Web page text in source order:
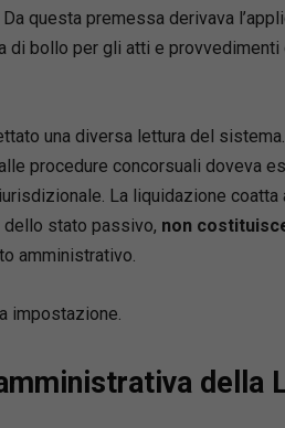
questa premessa derivava
di bollo per gli atti e
una diversa lettura del
procedure concorsuali doveva
La liquidazione coatta
stato passivo, non
amministrativo.
impostazione.
della